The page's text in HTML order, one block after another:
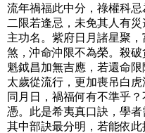
流年禍福此中分，祿權科
二限若逢忌，未免其人有
主功名。紫府日月諸星聚
煞，沖命沖限不為榮。殺破
魁鉞昌加無吉應，若還命
太歲從流行，更加喪吊白
同月日，禍福何有不準乎
憑。此是希夷真口訣，學
其中部訣最分明，若能依